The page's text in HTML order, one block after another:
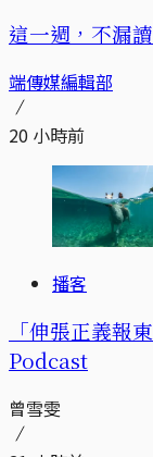
這一週，不漏
端傳媒編輯部
20 小時前
播客
「伸張正義報
Podcast
曾雪雯